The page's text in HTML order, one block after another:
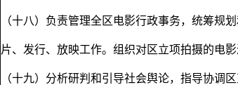
（十八）负责管理全区电影行政事务，统筹规
片、发行、放映工作。组织对区立项拍摄的电
（十九）分析研判和引导社会舆论，指导协调